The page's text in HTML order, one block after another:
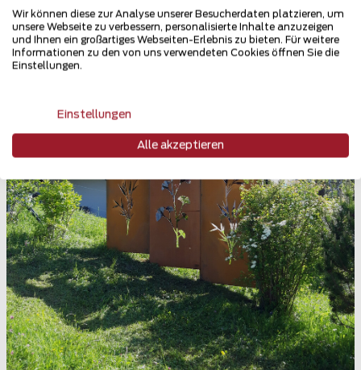
Wir können diese zur Analyse unserer Besucherdaten platzieren, um
unsere Webseite zu verbessern, personalisierte Inhalte anzuzeigen
und Ihnen ein großartiges Webseiten-Erlebnis zu bieten. Für weitere
Informationen zu den von uns verwendeten Cookies öffnen Sie die
Einstellungen.
Einstellungen
Alle akzeptieren